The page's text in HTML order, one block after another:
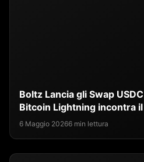
Boltz Lancia gli Swap
Bitcoin Lightning incontra
6 Maggio 20266 min lettura